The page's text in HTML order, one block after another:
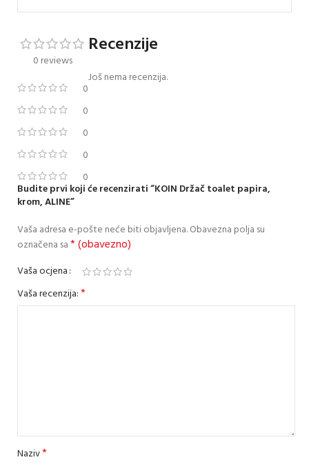
0 reviews
0
0
0
0
0
Recenzije
Još nema recenzija.
Budite prvi koji će recenzirati “KOIN Držač toalet papira,
krom, ALINE”
Vaša adresa e-pošte neće biti objavljena.Obavezna polja su
označena sa* (obavezno)
Vaša ocjena
Vaša recenzija:*
Naziv*